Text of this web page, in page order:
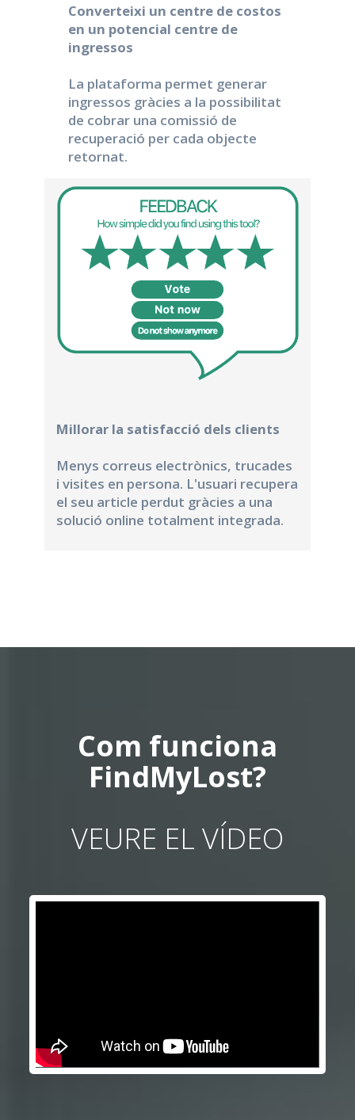
Converteixi un centre de costos
en un potencial centre de
ingressos
La plataforma permet generar
ingressos gràcies a la possibilitat
de cobrar una comissió de
recuperació per cada objecte
retornat.
Millorar la satisfacció dels clients
Menys correus electrònics, trucades
i visites en persona. L'usuari recupera
el seu article perdut gràcies a una
solució online totalment integrada.
Com funciona
FindMyLost?
VEURE EL VÍDEO